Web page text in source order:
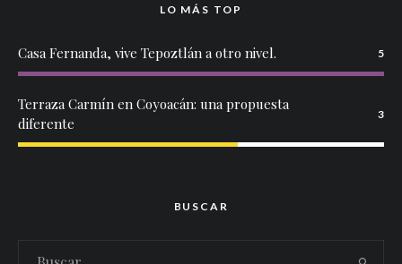
LO MÁS TOP
Casa Fernanda, vive Tepoztlán a otro nivel. 5
Terraza Carmín en Coyoacán: una propuesta
diferente
3
BUSCAR